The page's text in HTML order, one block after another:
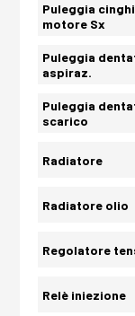
Puleggia
motore Sx
Puleggia
aspiraz.
Puleggia
scarico
Radiatore
Radiatore olio
Regolatore
Relè iniezione